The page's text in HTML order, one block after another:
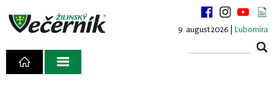
9. august 2026 | Ľubomíra